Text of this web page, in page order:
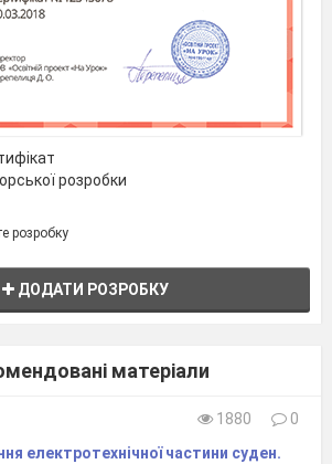
накаливания
Лампа
KM1:3
KM2:3
HLQ
розробки
розробку
ДОДАТИ РОЗРОБКУ
матеріали
1880
0
електротехнічної частини суден.